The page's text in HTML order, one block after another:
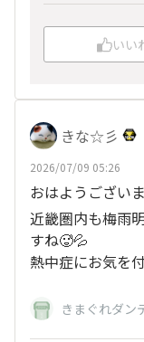
いい
きな☆彡
2026/07/09 05:26
おはようござい
近畿圏内も梅雨
すね🥵💦
熱中症にお気を
きまぐれダン